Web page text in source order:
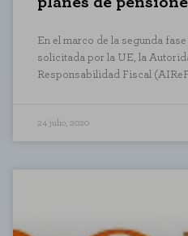
En el marco de la segunda
solicitada por la UE, la
Responsabilidad Fiscal
24 julio, 2020